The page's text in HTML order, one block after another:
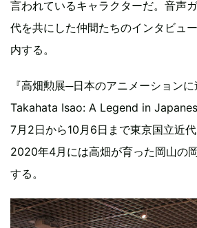
言われているキャラクターだ。音声
代を共にした仲間たちのインタビュ
内する。
『高畑勲展─日本のアニメーション
Takahata Isao: A Legend in
7月2日から10月6日まで東京国立近代
2020年4月には高畑が育った岡山の
する。